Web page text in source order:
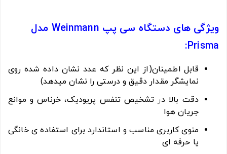
ویژگی های دستگاه سی پپ Weinmann مدل
Prisma:
قابل اطمینان(از این نظر که عدد نشان داده شده روی
نمایشگر مقدار دقیق و درستی را نشان میدهد)
دقت بالا در تشخیص تنفس پریودیک، خرناس و موانع
جریان هوا
منوی کاربری مناسب و استاندارد برای استفاده ی خانگی
یا حرفه ای